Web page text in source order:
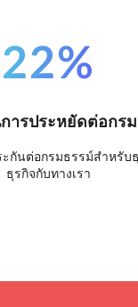
22%
การประหยัดต่อกร
ะกันต่อกรมธรรม์สำหรั
ธุรกิจกับทางเรา